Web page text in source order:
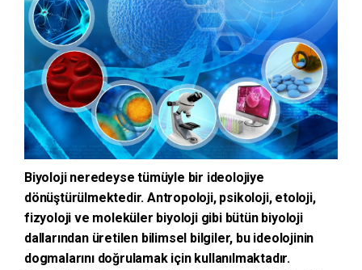
Biyoloji neredeyse tümüyle bir ideolojiye
dönüştürülmektedir. Antropoloji, psikoloji, etoloji,
fizyoloji ve moleküler biyoloji gibi bütün biyoloji
dallarından üretilen bilimsel bilgiler, bu ideolojinin
dogmalarını doğrulamak için kullanılmaktadır.